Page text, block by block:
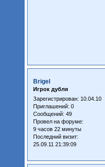
Brigel
Игрок дубля
Зарегистрирован: 10.04.10
Приглашений: 0
Сообщений: 49
Провел на форуме:
9 часов 22 минуты
Последний визит:
25.09.11 21:39:09